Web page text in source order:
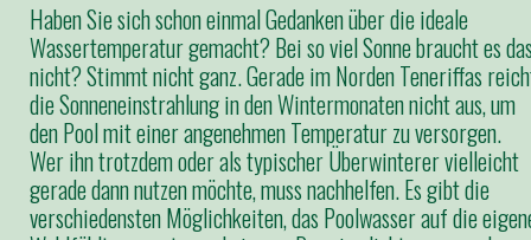
Haben Sie sich schon einmal Gedanken über die ideale
Wassertemperatur gemacht? Bei so viel Sonne braucht es
nicht? Stimmt nicht ganz. Gerade im Norden Teneriffas
die Sonneneinstrahlung in den Wintermonaten nicht aus, um
den Pool mit einer angenehmen Temperatur zu versorgen.
Wer ihn trotzdem oder als typischer Überwinterer vielleicht
gerade dann nutzen möchte, muss nachhelfen. Es gibt die
verschiedensten Möglichkeiten, das Poolwasser auf die